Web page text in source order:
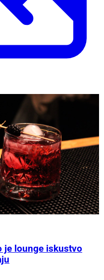
je lounge iskustvo